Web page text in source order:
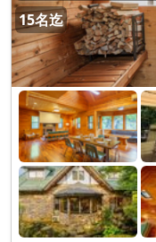
15名迄